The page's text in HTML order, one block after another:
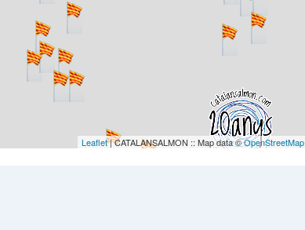
Leaflet| CATALANSALMON :: Map data ©OpenStreetMap